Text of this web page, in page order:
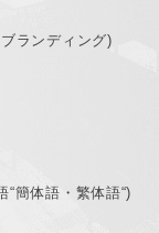
ランディング)
“簡体語・繁体語“)